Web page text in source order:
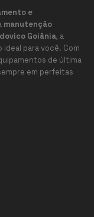
e
manutenção
Goiânia, a
ideal para você. Com
de última
em perfeitas